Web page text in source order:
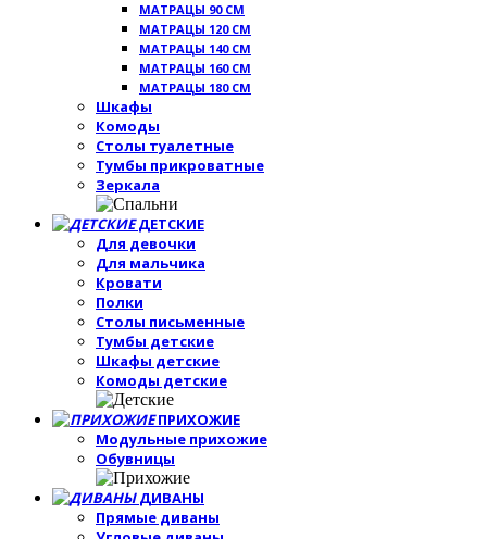
МАТРАЦЫ 90 СМ
МАТРАЦЫ 120 СМ
МАТРАЦЫ 140 СМ
МАТРАЦЫ 160 СМ
МАТРАЦЫ 180 СМ
Шкафы
Комоды
Столы туалетные
Тумбы прикроватные
Зеркала
ДЕТСКИЕ
Для девочки
Для мальчика
Кровати
Полки
Столы письменные
Тумбы детские
Шкафы детские
Комоды детские
ПРИХОЖИЕ
Модульные прихожие
Обувницы
ДИВАНЫ
Прямые диваны